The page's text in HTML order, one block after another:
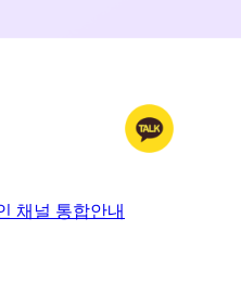
채널 통합안내